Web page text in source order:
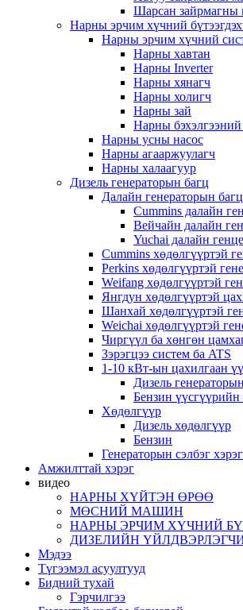
Шарсан зайрмагны
Нарны эрчим хүчний
Нарны эрчим хүчний
Нарны хавтан
Нарны Inverter
Нарны хянагч
Нарны холигч
Нарны зай
Нарны бэхэлгээний
Нарны усны насос
Нарны агааржуулагч
Нарны халаагуур
Дизель генераторын багц
Далайн генераторын багц
Cummins далайн
Вейчайн далайн
Yuchai далайн
Cummins хөдөлгүүртэй
Perkins хөдөлгүүртэй
Weifang хөдөлгүүртэй
Янгдун хөдөлгүүртэй
Шанхай хөдөлгүүртэй
Weichai хөдөлгүүртэй
Чиргүүл ба хөнгөн
Зэрэгцээ систем ба ATS
1-10 кВт-ын цахилгаан
Дизель
Бензин
Хөдөлгүүр
Дизель хөдөлгүүр
Бензин
Генераторын сэлбэг
Амжилттай хэрэг
видео
НАРНЫ ХҮЙТЭН ӨРӨӨ
МӨСНИЙ МАШИН
НАРНЫ ЭРЧИМ ХҮЧНИЙ
ДИЗЕЛИЙН
Мэдээ
Түгээмэл асуултууд
Бидний тухай
Гэрчилгээ